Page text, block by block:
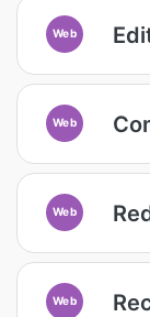
Web
Web
Web
Web